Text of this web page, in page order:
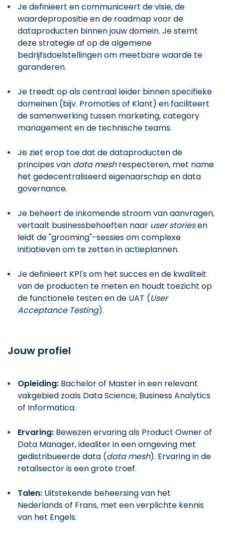
Je definieert en communiceert de visie, de
waardepropositie en de roadmap voor de
dataproducten binnen jouw domein. Je stemt
deze strategie af op de algemene
bedrijfsdoelstellingen om meetbare waarde te
garanderen.
Je treedt op als centraal leider binnen specifieke
domeinen (bijv. Promoties of Klant) en faciliteert
de samenwerking tussen marketing, category
management en de technische teams.
Je ziet erop toe dat de dataproducten de
principes van data meshrespecteren, met name
het gedecentraliseerd eigenaarschap en data
governance.
Je beheert de inkomende stroom van aanvragen,
vertaalt businessbehoeften naar user storiesen
leidt de "grooming"-sessies om complexe
initiatieven om te zetten in actieplannen.
Je definieert KPI's om het succes en de kwaliteit
van de producten te meten en houdt toezicht op
de functionele testen en de UAT (User
Acceptance Testing).
Jouw profiel
Opleiding: Bachelor of Master in een relevant
vakgebied zoals Data Science, Business Analytics
of Informatica.
Ervaring: Bewezen ervaring als Product Owner of
Data Manager, idealiter in een omgeving met
gedistribueerde data (data mesh). Ervaring in de
retailsector is een grote troef.
Talen: Uitstekende beheersing van het
Nederlands of Frans, met een verplichte kennis
van het Engels.